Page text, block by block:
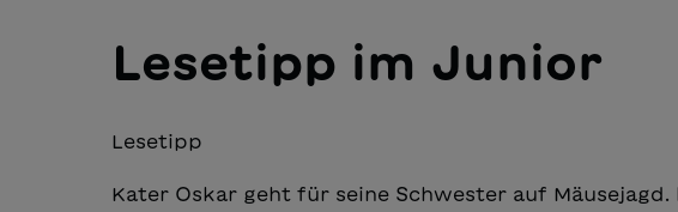
Lesetipp im Junior
Lesetipp
Kater Oskar geht für seine Schwester auf